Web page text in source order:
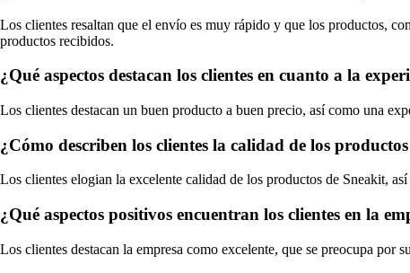
Los clientes resaltan que el envío es muy rápido y que los productos,
productos recibidos.
¿Qué aspectos destacan los clientes en cuanto a la
Los clientes destacan un buen producto a buen precio, así como una
¿Cómo describen los clientes la calidad de los
Los clientes elogian la excelente calidad de los productos de Sneakit,
¿Qué aspectos positivos encuentran los clientes en la
Los clientes destacan la empresa como excelente, que se preocupa por